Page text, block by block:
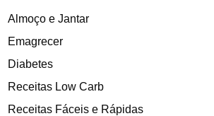
Almoço e Jantar
Emagrecer
Diabetes
Receitas Low Carb
Receitas Fáceis e Rápidas